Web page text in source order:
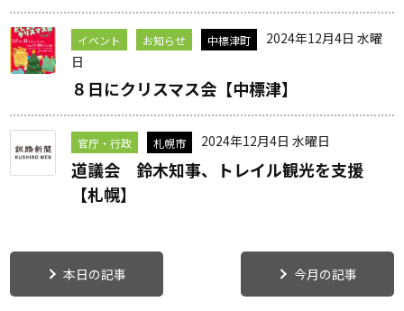
イベント お知らせ 中標津町
2024年12月4日 水曜
日
８日にクリスマス会【中標津】
官庁・行政 札幌市 2024年12月4日 水曜日
道議会 鈴木知事、トレイル観光を支援
【札幌】
本日の記事 今月の記事